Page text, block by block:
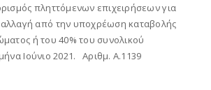
πληττόμενων επιχειρήσεων για
από την υποχρέωση καταβολής
ή του 40% του συνολικού
Ιούνιο 2021. Αριθμ. Α.1139